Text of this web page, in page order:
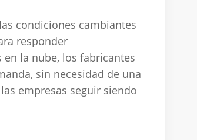
condiciones cambiantes
responder
en la nube, los fabricantes
sin necesidad de una
empresas seguir siendo